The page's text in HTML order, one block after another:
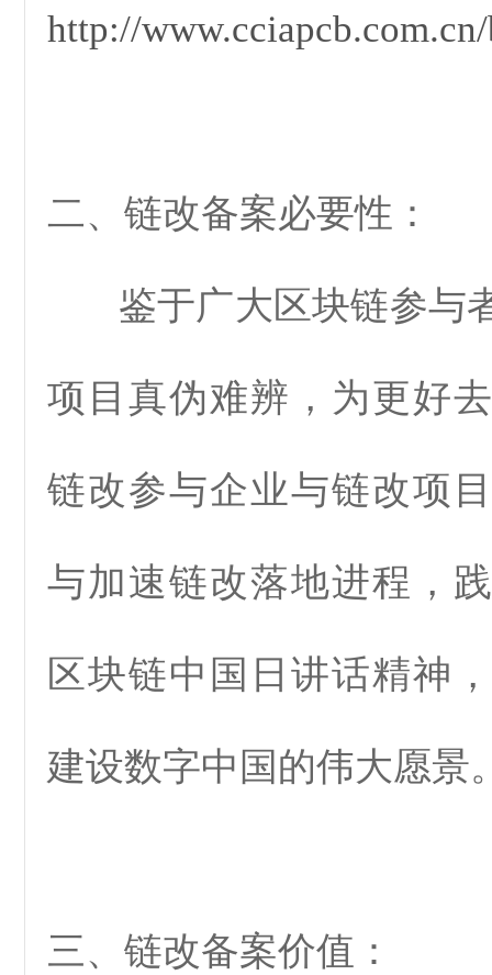
http://
二、链改备案必要性：
鉴于广大区块链参与
项目真伪难辨，为更好
链改参与企业与链改项
与加速链改落地进程，
区块链中国日讲话精神
建设数字中国的伟大愿景
三、链改备案价值 ：